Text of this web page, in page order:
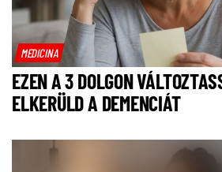
MEDICINA
EZEN A 3 DOLGON
ELKERÜLD A DEMENCIÁT